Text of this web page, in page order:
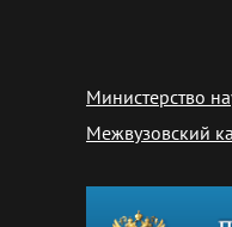
Министерство
Межвузовский